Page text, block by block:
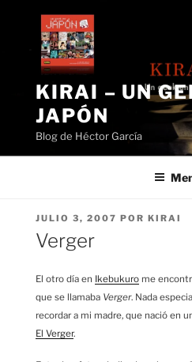
contenido
KIRAI – UN
JAPÓN
Blog de Héctor García
PUBLICADO
EL
JULIO 3, 2007 POR KIRAI
Verger
El otro día en Ikebukuro me
que se llamaba Verger. Nada
recordar a mi madre, que nació en
El Verger.